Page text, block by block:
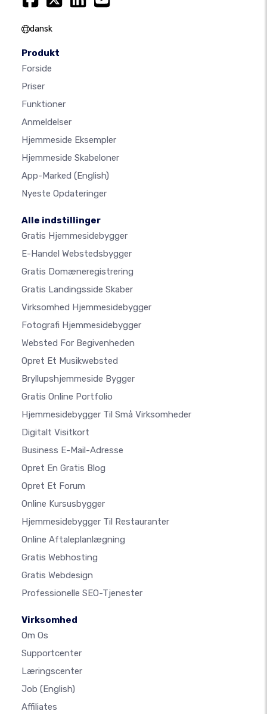
dansk
Produkt
Forside
Priser
Funktioner
Anmeldelser
Hjemmeside Eksempler
Hjemmeside Skabeloner
App-Marked (English)
Nyeste Opdateringer
Alle indstillinger
Gratis Hjemmesidebygger
E-Handel Webstedsbygger
Gratis Domæneregistrering
Gratis Landingsside Skaber
Virksomhed Hjemmesidebygger
Fotografi Hjemmesidebygger
Websted For Begivenheden
Opret Et Musikwebsted
Bryllupshjemmeside Bygger
Gratis Online Portfolio
Hjemmesidebygger Til Små Virksomheder
Digitalt Visitkort
Business E-Mail-Adresse
Opret En Gratis Blog
Opret Et Forum
Online Kursusbygger
Hjemmesidebygger Til Restauranter
Online Aftaleplanlægning
Gratis Webhosting
Gratis Webdesign
Professionelle SEO-Tjenester
Virksomhed
Om Os
Supportcenter
Læringscenter
Job (English)
Affiliates